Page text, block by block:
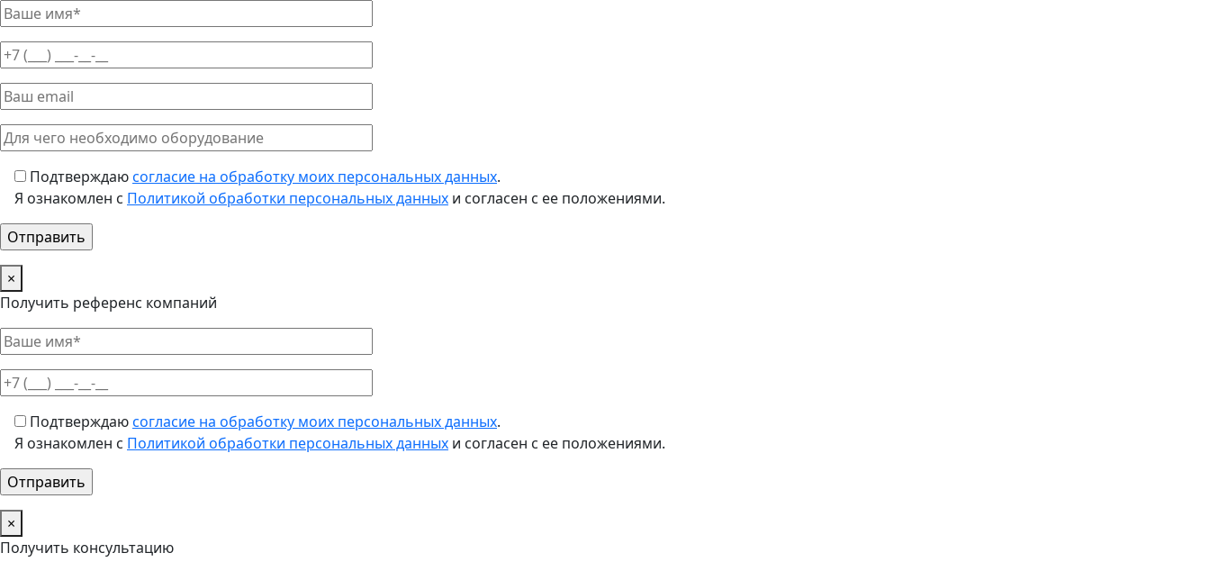
Подтверждаюсогласие на обработку моих персональных данных.
Я ознакомлен с Политикой обработки персональных данных и согласен с ее положениями.
×
Получить референс компаний
Подтверждаюсогласие на обработку моих персональных данных.
Я ознакомлен с Политикой обработки персональных данных и согласен с ее положениями.
×
Получить консультацию